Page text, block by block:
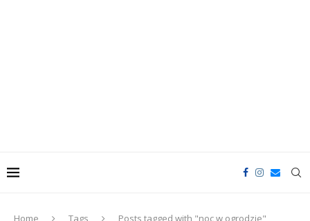
Home Tags Posts tagged with "noc w ogrodzie"